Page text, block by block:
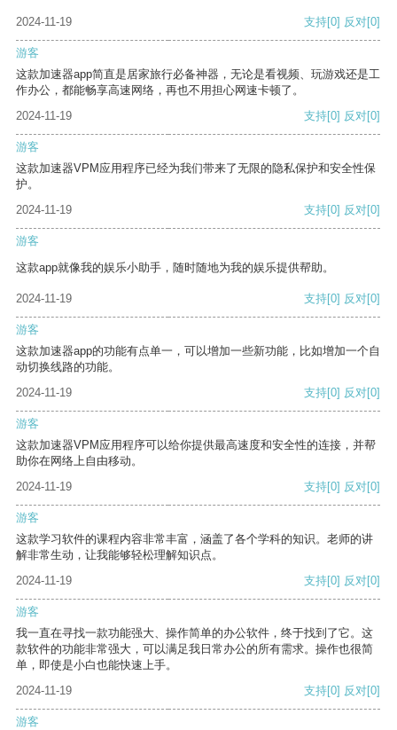
2024-11-19 支持[0] 反对[0]
游客
这款加速器app简直是居家旅行必备神器，无论是看视频、玩游戏还是工
作办公，都能畅享高速网络，再也不用担心网速卡顿了。
2024-11-19
支持[0] 反对[0]
游客
这款加速器VPM应用程序已经为我们带来了无限的隐私保护和安全性保
护。
2024-11-19
支持[0] 反对[0]
游客
这款app就像我的娱乐小助手，随时随地为我的娱乐提供帮助。
2024-11-19 支持[0] 反对[0]
游客
这款加速器app的功能有点单一，可以增加一些新功能，比如增加一个自
动切换线路的功能。
2024-11-19
支持[0] 反对[0]
游客
这款加速器VPM应用程序可以给你提供最高速度和安全性的连接，并帮
助你在网络上自由移动。
2024-11-19
支持[0] 反对[0]
游客
这款学习软件的课程内容非常丰富，涵盖了各个学科的知识。老师的讲
解非常生动，让我能够轻松理解知识点。
2024-11-19
支持[0] 反对[0]
游客
我一直在寻找一款功能强大、操作简单的办公软件，终于找到了它。这
款软件的功能非常强大，可以满足我日常办公的所有需求。操作也很简
单，即使是小白也能快速上手。
2024-11-19
支持[0] 反对[0]
游客